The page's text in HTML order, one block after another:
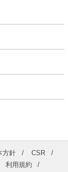
方針
CSR
利用規約